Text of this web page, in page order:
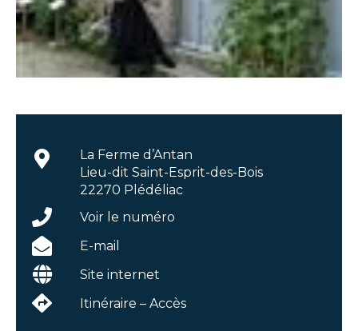
La Ferme d’Antan
Lieu-dit Saint-Esprit-des-Bois
22270 Plédéliac
Voir le numéro
E-mail
Site internet
Itinéraire – Accès